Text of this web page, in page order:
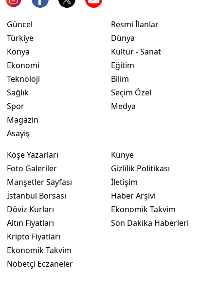
Güncel
Türkiye
Konya
Ekonomi
Teknoloji
Sağlık
Spor
Magazin
Asayiş
Resmi İlanlar
Dünya
Kültür - Sanat
Eğitim
Bilim
Seçim Özel
Medya
Köşe Yazarları
Foto Galeriler
Manşetler Sayfası
İstanbul Borsası
Döviz Kurları
Altın Fiyatları
Kripto Fiyatları
Ekonomik Takvim
Nöbetçi Eczaneler
Künye
Gizlilik Politikası
İletişim
Haber Arşivi
Ekonomik Takvim
Son Dakika Haberleri